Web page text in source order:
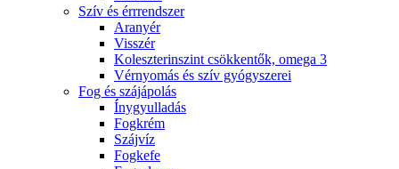
Szív és érrrendszer
Aranyér
Visszér
Koleszterinszint csökkentők, omega 3
Vérnyomás és szív gyógyszerei
Fog és szájápolás
Í́nygyulladás
Fogkrém
Szájvíz
Fogkefe